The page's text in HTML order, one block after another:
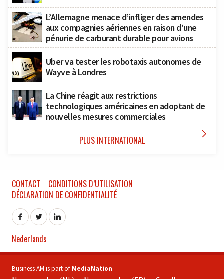
L’Allemagne menace d’infliger des amendes
aux compagnies aériennes en raison d’une
pénurie de carburant durable pour avions
Uber va tester les robotaxis autonomes de
Wayve à Londres
La Chine réagit aux restrictions
technologiques américaines en adoptant de
nouvelles mesures commerciales
PLUS INTERNATIONAL 
CONTACT
CONDITIONS D’UTILISATION
DÉCLARATION DE CONFIDENTIALITÉ
Nederlands
Business AM is part of MediaNation